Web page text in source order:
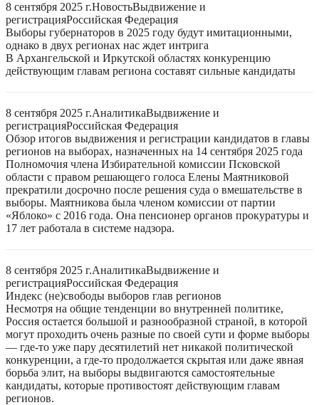
8 сентября 2025 г.НовостьВыдвижение и
регистрацияРоссийская Федерация
Выборы губернаторов в 2025 году будут имитационными,
однако в двух регионах нас ждет интрига
В Архангельской и Иркутской областях конкуренцию
действующим главам региона составят сильные кандидаты
8 сентября 2025 г.АналитикаВыдвижение и
регистрацияРоссийская Федерация
Обзор итогов выдвижения и регистрации кандидатов в главы
регионов на выборах, назначенных на 14 сентября 2025 года
Полномочия члена Избирательной комиссии Псковской
области с правом решающего голоса Елены Маятниковой
прекратили досрочно после решения суда о вмешательстве в
выборы. Маятникова была членом комиссии от партии
«Яблоко» с 2016 года. Она пенсионер органов прокуратуры и
17 лет работала в системе надзора.
8 сентября 2025 г.АналитикаВыдвижение и
регистрацияРоссийская Федерация
Индекс (не)свободы выборов глав регионов
Несмотря на общие тенденции во внутренней политике,
Россия остается большой и разнообразной страной, в которой
могут проходить очень разные по своей сути и форме выборы
— где-то уже пару десятилетий нет никакой политической
конкуренции, а где-то продолжается скрытая или даже явная
борьба элит, на выборы выдвигаются самостоятельные
кандидаты, которые противостоят действующим главам
регионов.